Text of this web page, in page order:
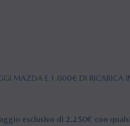
MAZDA E 1.000€ DI RICA­RICA
esclusivo di 2.250€ con